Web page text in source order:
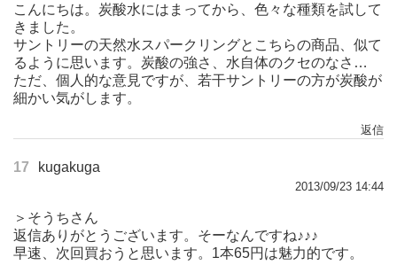
こんにちは。炭酸水にはまってから、色々な種類を試して
きました。
サントリーの天然水スパークリングとこちらの商品、似て
るように思います。炭酸の強さ、水自体のクセのなさ…
ただ、個人的な意見ですが、若干サントリーの方が炭酸が
細かい気がします。
返信
17 kugakuga
2013/09/23 14:44
＞そうちさん
返信ありがとうございます。そーなんですね♪♪♪
早速、次回買おうと思います。1本65円は魅力的です。